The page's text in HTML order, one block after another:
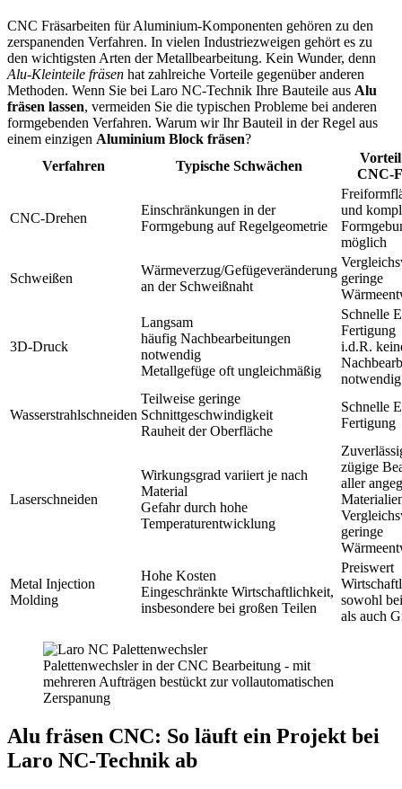
CNC Fräsarbeiten für Aluminium-Komponenten gehören zu den
zerspanenden Verfahren. In vielen Industriezweigen gehört es zu
den wichtigsten Arten der Metallbearbeitung. Kein Wunder, denn
Alu-Kleinteile fräsen hat zahlreiche Vorteile gegenüber anderen
Methoden. Wenn Sie bei Laro NC-Technik Ihre Bauteile aus Alu
fräsen lassen, vermeiden Sie die typischen Probleme bei anderen
formgebenden Verfahren. Warum wir Ihr Bauteil in der Regel aus
einem einzigen Aluminium Block fräsen?
Verfahren
Typische Schwächen
CNC-
CNC-Drehen
Einschränkungen in der
Formgebung auf Regelgeometrie
und
möglich
Schweißen
Wärmeverzug/Gefügeveränderung
an der Schweißnaht
geringe
3D-Druck
Langsam
häufig Nachbearbeitungen
notwendig
Metallgefüge oft ungleichmäßig
Schnelle
Fertigung
i.d.R.
notwendig
Wasserstrahlschneiden
Teilweise geringe
Schnittgeschwindigkeit
Rauheit der Oberfläche
Schnelle
Fertigung
Laserschneiden
Wirkungsgrad variiert je nach
Material
Gefahr durch hohe
Temperaturentwicklung
zügige
aller
geringe
Metal Injection
Molding
Hohe Kosten
Eingeschränkte Wirtschaftlichkeit,
insbesondere bei großen Teilen
Preiswert
sowohl
als auch
Palettenwechsler in der CNC Bearbeitung - mit
mehreren Aufträgen bestückt zur vollautomatischen
Zerspanung
Alu fräsen CNC: So läuft ein Projekt bei
Laro NC-Technik ab